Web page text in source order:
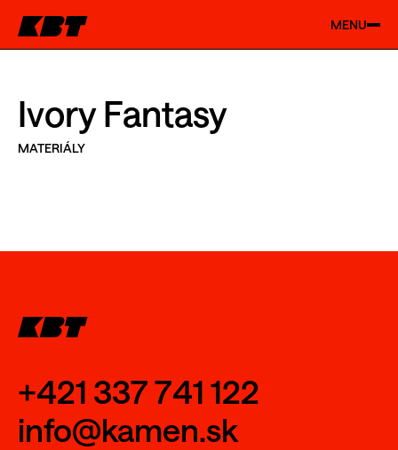
MENU
Ivory Fantasy
MATERIÁLY
+421 337 741 122
info@kamen.sk